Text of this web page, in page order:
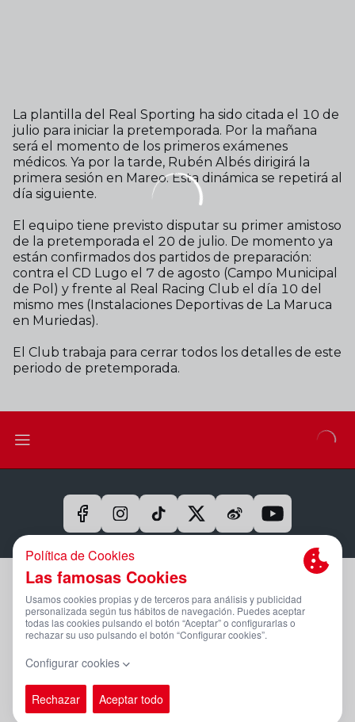
La plantilla del Real Sporting ha sido citada el 10 de
julio para iniciar la pretemporada. Por la mañana
será el momento de los primeros exámenes
médicos. Ya por la tarde, Rubén Albés dirigirá la
primera sesión en Mareo. Esta dinámica se repetirá al
día siguiente.
El equipo tiene previsto disputar su primer amistoso
de la pretemporada el 20 de julio. De momento ya
están confirmados dos partidos de preparación:
contra el CD Lugo el 7 de agosto (Campo Municipal
de Pol) y frente al Real Racing Club el día 10 del
mismo mes (Instalaciones Deportivas de La Maruca
en Muriedas).
El Club trabaja para cerrar todos los detalles de este
periodo de pretemporada.
Aviso Legal Y Condiciones De Uso
Política De Privacidad
Compromiso Con La Protección De Datos Personales
Canal Ético
PÁGINA OFICIAL © REAL SPORTING 2025